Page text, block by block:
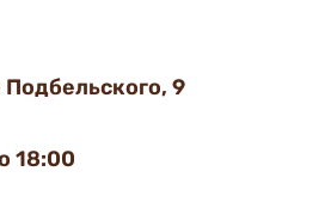
9
18:00